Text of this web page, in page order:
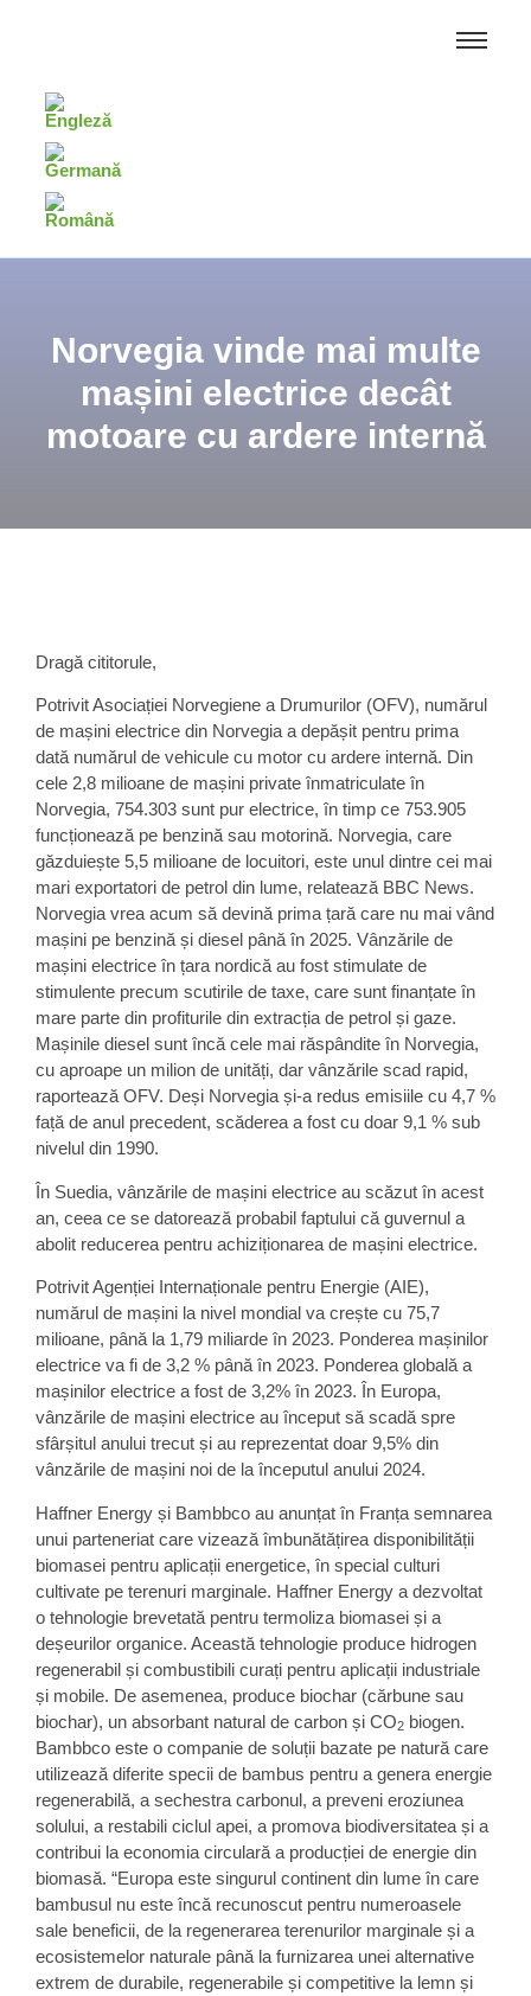
Norvegia vinde mai multe
mașini electrice decât
motoare cu ardere internă
Dragă cititorule,
Potrivit Asociației Norvegiene a Drumurilor (OFV), numărul
de mașini electrice din Norvegia a depășit pentru prima
dată numărul de vehicule cu motor cu ardere internă. Din
cele 2,8 milioane de mașini private înmatriculate în
Norvegia, 754.303 sunt pur electrice, în timp ce 753.905
funcționează pe benzină sau motorină. Norvegia, care
găzduiește 5,5 milioane de locuitori, este unul dintre cei mai
mari exportatori de petrol din lume, relatează BBC News.
Norvegia vrea acum să devină prima țară care nu mai vând
mașini pe benzină și diesel până în 2025. Vânzările de
mașini electrice în țara nordică au fost stimulate de
stimulente precum scutirile de taxe, care sunt finanțate în
mare parte din profiturile din extracția de petrol și gaze.
Mașinile diesel sunt încă cele mai răspândite în Norvegia,
cu aproape un milion de unități, dar vânzările scad rapid,
raportează OFV. Deși Norvegia și-a redus emisiile cu 4,7 %
față de anul precedent, scăderea a fost cu doar 9,1 % sub
nivelul din 1990.
În Suedia, vânzările de mașini electrice au scăzut în acest
an, ceea ce se datorează probabil faptului că guvernul a
abolit reducerea pentru achiziționarea de mașini electrice.
Potrivit Agenției Internaționale pentru Energie (AIE),
numărul de mașini la nivel mondial va crește cu 75,7
milioane, până la 1,79 miliarde în 2023. Ponderea mașinilor
electrice va fi de 3,2 % până în 2023. Ponderea globală a
mașinilor electrice a fost de 3,2% în 2023. În Europa,
vânzările de mașini electrice au început să scadă spre
sfârșitul anului trecut și au reprezentat doar 9,5% din
vânzările de mașini noi de la începutul anului 2024.
Haffner Energy și Bambbco au anunțat în Franța semnarea
unui parteneriat care vizează îmbunătățirea disponibilității
biomasei pentru aplicații energetice, în special culturi
cultivate pe terenuri marginale. Haffner Energy a dezvoltat
o tehnologie brevetată pentru termoliza biomasei și a
deșeurilor organice. Această tehnologie produce hidrogen
regenerabil și combustibili curați pentru aplicații industriale
și mobile. De asemenea, produce biochar (cărbune sau
biochar), un absorbant natural de carbon și CO2 biogen.
Bambbco este o companie de soluții bazate pe natură care
utilizează diferite specii de bambus pentru a genera energie
regenerabilă, a sechestra carbonul, a preveni eroziunea
solului, a restabili ciclul apei, a promova biodiversitatea și a
contribui la economia circulară a producției de energie din
biomasă. “Europa este singurul continent din lume în care
bambusul nu este încă recunoscut pentru numeroasele
sale beneficii, de la regenerarea terenurilor marginale și a
ecosistemelor naturale până la furnizarea unei alternative
extrem de durabile, regenerabile și competitive la lemn și